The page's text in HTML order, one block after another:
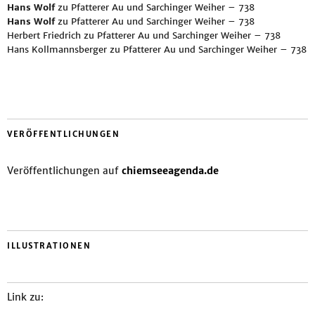
Hans Wolfzu Pfatterer Au und Sarchinger Weiher – 738
Hans Wolfzu Pfatterer Au und Sarchinger Weiher – 738
Herbert Friedrich zu Pfatterer Au und Sarchinger Weiher – 738
Hans Kollmannsberger zu Pfatterer Au und Sarchinger Weiher – 738
VERÖFFENTLICHUNGEN
Veröffentlichungen auf chiemseeagenda.de
ILLUSTRATIONEN
Link zu: